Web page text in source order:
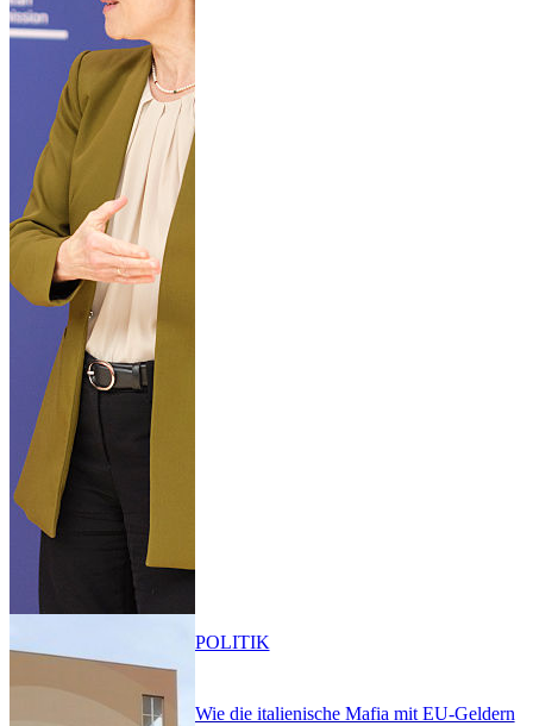
Wie die italienische Mafia mit EU-Geldern
POLITIK